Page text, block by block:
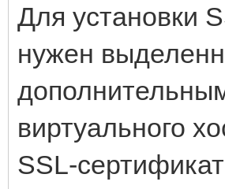
Для установки
нужен
виртуального
SSL-